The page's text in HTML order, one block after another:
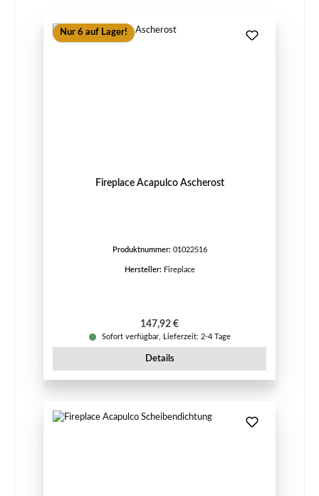
Nur 6 auf Lager!
Fireplace Acapulco Ascherost
Produktnummer: 01022516
Hersteller: Fireplace
Regulärer Preis:
147,92 €
Sofort verfügbar, Lieferzeit: 2-4 Tage
Details